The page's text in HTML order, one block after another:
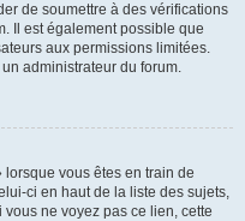
de soumettre à des vérifications
Il est également possible que
aux permissions limitées.
administrateur du forum.
vous êtes en train de
ci en haut de la liste des sujets,
ne voyez pas ce lien, cette